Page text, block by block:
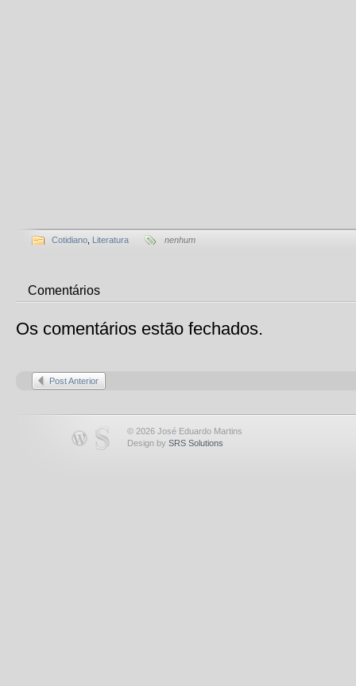
Cotidiano Literatura nenhum
Comentários
Os comentários estão fechados.
Post Anterior
© 2026 José Eduardo Martins
Design by SRS Solutions